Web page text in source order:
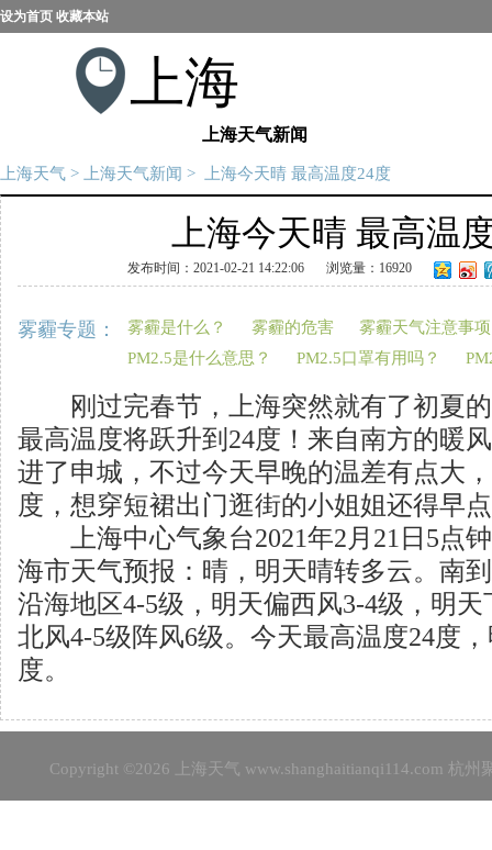
设为首页 收藏本站
上海
上海天气新闻
上海天气 > 上海天气新闻 > 上海今天晴 最高温度24度
上海今天晴 最高温
发布时间：2021-02-21 14:22:06 浏览量：16920
雾霾专题： 雾霾是什么？ 雾霾的危害
雾霾天气注意事项
PM2.5是什么意思？
PM2.5口罩有用吗？
刚过完春节，上海突然就有了初夏的
最高温度将跃升到24度！来自南方的暖
进了申城，不过今天早晚的温差有点大
度，想穿短裙出门逛街的小姐姐还得早
上海中心气象台2021年2月21日5点
海市天气预报：晴，明天晴转多云。南
沿海地区4-5级，明天偏西风3-4级，明
北风4-5级阵风6级。今天最高温度24度
度。
Copyright ©2026 上海天气 www.shanghaitianqi114.com 杭